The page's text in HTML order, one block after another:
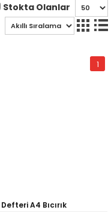
Stokta Olanlar
1
A4 Bıcırık